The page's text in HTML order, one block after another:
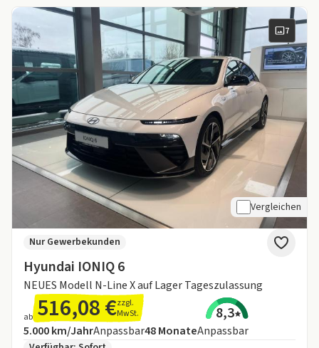
7
Vergleichen
Hyundai IONIQ 6
NEUES Modell N-Line X auf Lager Tageszulassung
Nur Gewerbekunden
ab 516,08 €zzgl.
MwSt.
8,3
Angebotsdetails:
Inklusive Laufleistung
5.000 km/JahrAnpassbarLaufzeit
48MonateAnpassbar